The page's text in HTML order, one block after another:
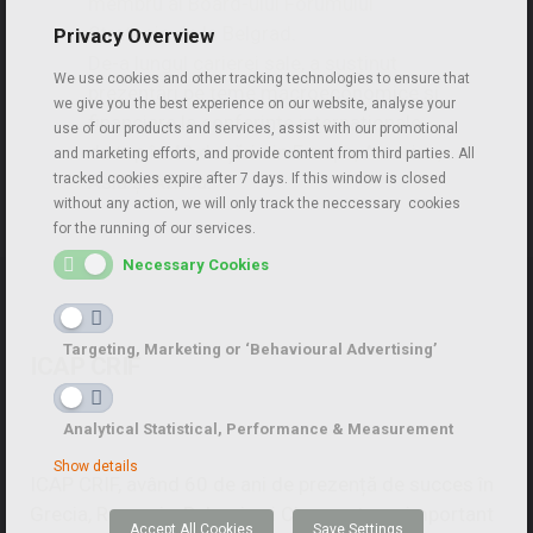
Strategic de la Belgrad.
prezentări pe teme macroeconomice și
financiare la conferințe internaționale
de top în 40 de țări din Europa, America,
Asia și Africa.
ICAP CRIF
Grecia, Romania, Bulgaria si Cipru, este un important
Privacy Overview
We use cookies and other tracking technologies to ensure that
we give you the best experience on our website, analyse your
use of our products and services, assist with our promotional
and marketing efforts, and provide content from third parties. All
tracked cookies expire after 7 days. If this window is closed
without any action, we will only track the neccessary cookies
for the running of our services.
Necessary Cookies
Targeting, Marketing or ‘Behavioural Advertising’
Analytical Statistical, Performance & Measurement
Show details